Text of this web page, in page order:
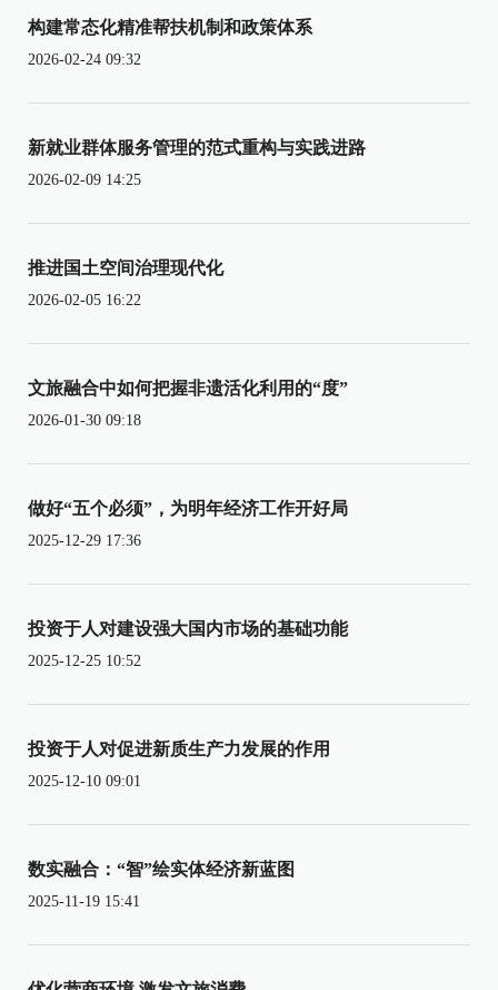
构建常态化精准帮扶机制和政策体系
2026-02-24 09:32
新就业群体服务管理的范式重构与实践进路
2026-02-09 14:25
推进国土空间治理现代化
2026-02-05 16:22
文旅融合中如何把握非遗活化利用的“度”
2026-01-30 09:18
做好“五个必须”，为明年经济工作开好局
2025-12-29 17:36
投资于人对建设强大国内市场的基础功能
2025-12-25 10:52
投资于人对促进新质生产力发展的作用
2025-12-10 09:01
数实融合：“智”绘实体经济新蓝图
2025-11-19 15:41